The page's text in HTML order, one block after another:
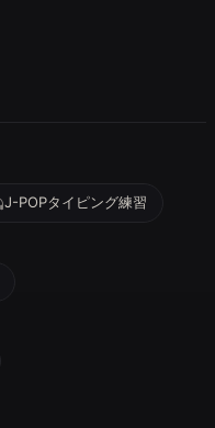
J-POPタイピング練習